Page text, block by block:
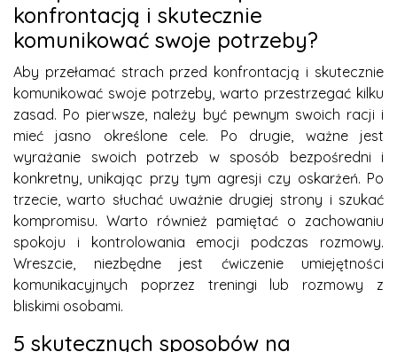
konfrontacją i skutecznie
komunikować swoje potrzeby?
Aby przełamać strach przed konfrontacją i skutecznie
komunikować swoje potrzeby, warto przestrzegać kilku
zasad. Po pierwsze, należy być pewnym swoich racji i
mieć jasno określone cele. Po drugie, ważne jest
wyrażanie swoich potrzeb w sposób bezpośredni i
konkretny, unikając przy tym agresji czy oskarżeń. Po
trzecie, warto słuchać uważnie drugiej strony i szukać
kompromisu. Warto również pamiętać o zachowaniu
spokoju i kontrolowania emocji podczas rozmowy.
Wreszcie, niezbędne jest ćwiczenie umiejętności
komunikacyjnych poprzez treningi lub rozmowy z
bliskimi osobami.
5 skutecznych sposobów na